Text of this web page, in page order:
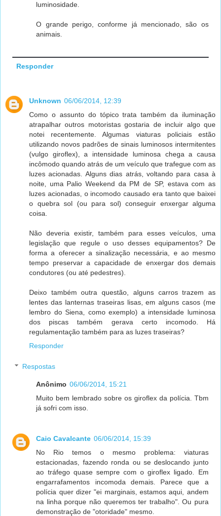
luminosidade.
O grande perigo, conforme já mencionado, são os
animais.
Responder
Unknown 06/06/2014, 12:39
Como o assunto do tópico trata também da iluminação
atrapalhar outros motoristas gostaria de incluir algo que
notei recentemente. Algumas viaturas policiais estão
utilizando novos padrões de sinais luminosos intermitentes
(vulgo giroflex), a intensidade luminosa chega a causa
incômodo quando atrás de um veículo que trafegue com as
luzes acionadas. Alguns dias atrás, voltando para casa à
noite, uma Palio Weekend da PM de SP, estava com as
luzes acionadas, o incomodo causado era tanto que baixei
o quebra sol (ou para sol) conseguir enxergar alguma
coisa.
Não deveria existir, também para esses veículos, uma
legislação que regule o uso desses equipamentos? De
forma a oferecer a sinalização necessária, e ao mesmo
tempo preservar a capacidade de enxergar dos demais
condutores (ou até pedestres).
Deixo também outra questão, alguns carros trazem as
lentes das lanternas traseiras lisas, em alguns casos (me
lembro do Siena, como exemplo) a intensidade luminosa
dos piscas também gerava certo incomodo. Há
regulamentação também para as luzes traseiras?
Responder
Respostas
Anônimo 06/06/2014, 15:21
Muito bem lembrado sobre os giroflex da polícia. Tbm
já sofri com isso.
Caio Cavalcante 06/06/2014, 15:39
No Rio temos o mesmo problema: viaturas
estacionadas, fazendo ronda ou se deslocando junto
ao tráfego quase sempre com o giroflex ligado. Em
engarrafamentos incomoda demais. Parece que a
polícia quer dizer "ei marginais, estamos aqui, andem
na linha porque não queremos ter trabalho". Ou pura
demonstração de "otoridade" mesmo.